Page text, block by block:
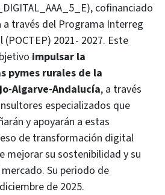
cofinanciado
a través del Programa Interreg
2021- 2027. Este
impulsar la
pymes rurales de la
Algarve-Andalucía, a través
especializados que
y apoyarán a estas
de transformación digital
mejorar su sostenibilidad y su
Su periodo de
de 2025.